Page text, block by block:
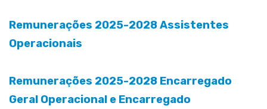
Remunerações 2025-2028 Assistentes
Operacionais
Remunerações 2025-2028 Encarregado
Geral Operacional e Encarregado